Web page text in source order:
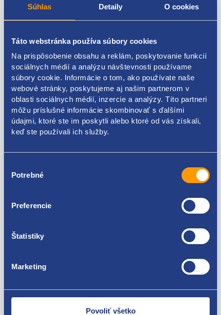
Súhlas Detaily O cookies
Táto webstránka používa súbory cookies
Na prispôsobenie obsahu a reklám, poskytovanie funkcií
sociálnych médií a analýzu návštevnosti používame
súbory cookie. Informácie o tom, ako používate naše
webové stránky, poskytujeme aj našim partnerom v
oblasti sociálnych médií, inzercie a analýzy. Títo partneri
môžu príslušné informácie skombinovať s ďalšími
údajmi, ktoré ste im poskytli alebo ktoré od vás získali,
keď ste používali ich služby.
súhlasu
Potrebné
Preferencie
Štatistiky
Marketing
Povoliť všetko
Doplnkové info: pre modely 10Q, 14Q, ( nosnosť 1000
Fiat
9464383780
9464383788
9564478680
95669097
Použiteľné pre vozidlá
Fiat Ducato 2002 - 2006
Fiat Ducato 1994 - 2002
Za kvalitu ručíme!